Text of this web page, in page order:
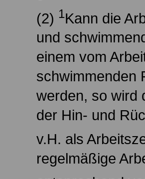
(2) 1Kann die
und
einem vom
schwimmenden
werden, so wird
der Hin- und
v.H. als
regelmäßige